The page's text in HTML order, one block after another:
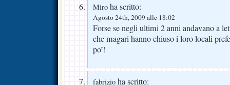
Miro ha scritto:
Agosto 24th, 2009 alle 18:02
Forse se negli ultimi 2 anni andavano a
che magari hanno chiuso i loro locali
po’!
fabrizio ha scritto: